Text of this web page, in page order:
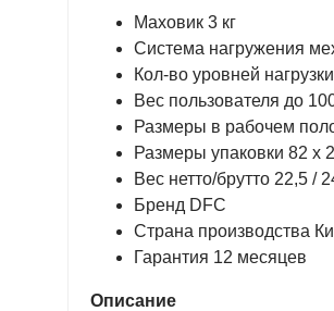
Маховик 3 кг
Система нагружения
Кол-во уровней
Вес пользователя до
Размеры в рабочем
Размеры упаковки 82 х
Вес нетто/брутто 22,5 /
Бренд DFC
Страна производства
Гарантия 12 месяцев
Описание